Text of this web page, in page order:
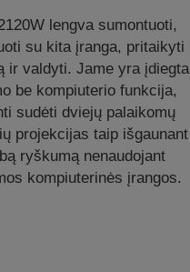
lengva sumontuoti,
su kita įranga, pritaikyti
ir valdyti. Jame yra įdiegta
be kompiuterio funkcija,
sudėti dviejų palaikomų
projekcijas taip išgaunant
ryškumą nenaudojant
kompiuterinės įrangos.